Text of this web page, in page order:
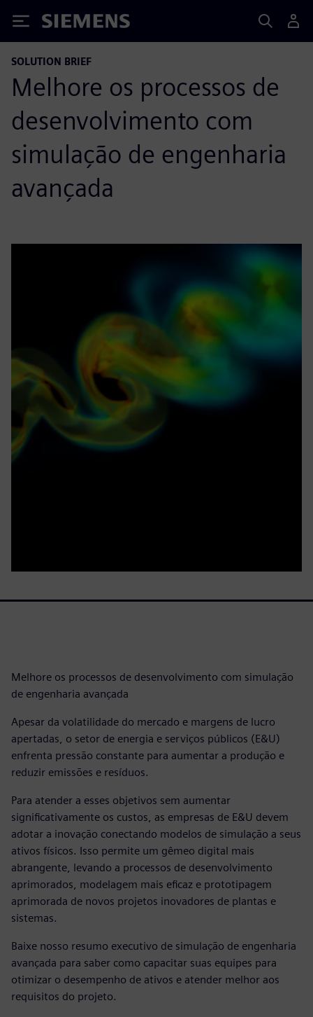
Siemens
SOLUTION BRIEF
Melhore os processos de
desenvolvimento com
simulação de engenharia
avançada
Melhore os processos de desenvolvimento com simulação
de engenharia avançada
Apesar da volatilidade do mercado e margens de lucro
apertadas, o setor de energia e serviços públicos (E&U)
enfrenta pressão constante para aumentar a produção e
reduzir emissões e resíduos.
Para atender a esses objetivos sem aumentar
significativamente os custos, as empresas de E&U devem
adotar a inovação conectando modelos de simulação a seus
ativos físicos. Isso permite um gêmeo digital mais
abrangente, levando a processos de desenvolvimento
aprimorados, modelagem mais eficaz e prototipagem
aprimorada de novos projetos inovadores de plantas e
sistemas.
Baixe nosso resumo executivo de simulação de engenharia
avançada para saber como capacitar suas equipes para
otimizar o desempenho de ativos e atender melhor aos
requisitos do projeto.